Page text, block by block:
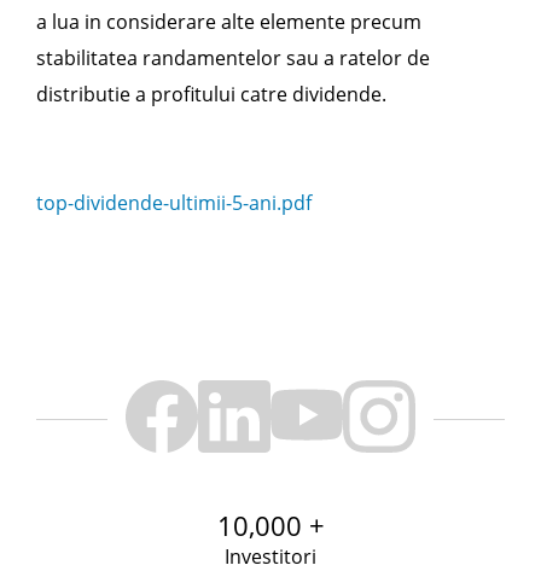
a lua in considerare alte elemente precum
stabilitatea randamentelor sau a ratelor de
distributie a profitului catre dividende.
top-dividende-ultimii-5-ani.pdf
10,000 +
Investitori